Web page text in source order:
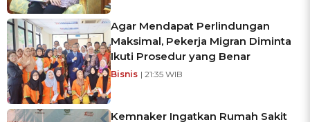
Agar Mendapat Perlindungan
Maksimal, Pekerja Migran Diminta
Ikuti Prosedur yang Benar
Bisnis | 21:35 WIB
Kemnaker Ingatkan Rumah Sakit